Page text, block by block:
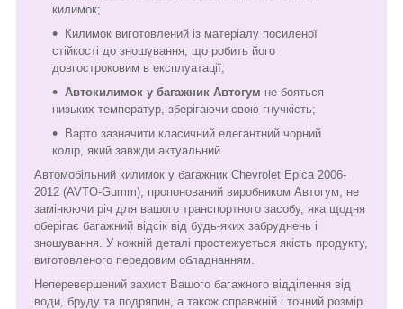
килимок;
Килимок виготовлений із матеріалу посиленої
стійкості до зношування, що робить його
довгостроковим в експлуатації;
Автокилимок у багажник Автогум не бояться
низьких температур, зберігаючи свою гнучкість;
Варто зазначити класичний елегантний чорний
колір, який завжди актуальний.
Автомобільний килимок у багажник Chevrolet Epica 2006-
2012 (AVTO-Gumm), пропонований виробником Автогум, не
замінюючи річ для вашого транспортного засобу, яка щодня
оберігає багажний відсік від будь-яких забруднень і
зношування. У кожній деталі простежується якість продукту,
виготовленого передовим обладнанням.
Неперевершений захист Вашого багажного відділення від
води, бруду та подряпин, а також справжній і точний розмір